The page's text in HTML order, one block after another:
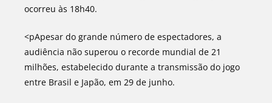
ocorreu às 18h40.
<pApesar do grande número de espectadores, a
audiência não superou o recorde mundial de 21
milhões, estabelecido durante a transmissão do jogo
entre Brasil e Japão, em 29 de junho.